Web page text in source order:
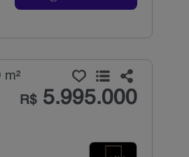
R$5.995.000